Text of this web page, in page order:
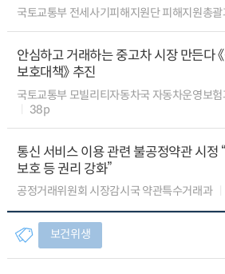
국토교통부 전세사기피해지원단 피해지원총
안심하고 거래하는 중고차 시장 만든다
보호대책》 추진
국토교통부 모빌리티자동차국 자동차운영보
38p
통신 서비스 이용 관련 불공정약관 시정
보호 등 권리 강화”
공정거래위원회 시장감시국 약관특수거래과
보건위생